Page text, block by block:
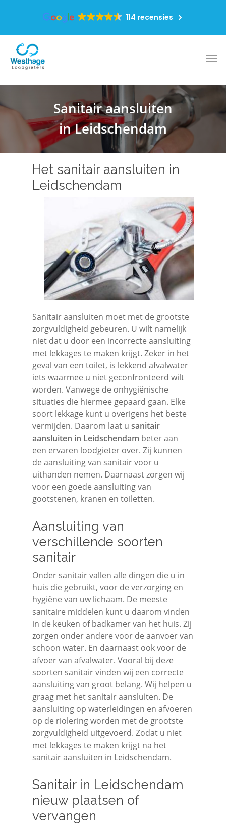
114 recensies
Sanitair aansluiten
in Leidschendam
Het sanitair aansluiten in
Leidschendam
Sanitair aansluiten moet met de grootste
zorgvuldigheid gebeuren. U wilt namelijk
niet dat u door een incorrecte aansluiting
met lekkages te maken krijgt. Zeker in het
geval van een toilet, is lekkend afvalwater
iets waarmee u niet geconfronteerd wilt
worden. Vanwege de onhygiënische
situaties die hiermee gepaard gaan. Elke
soort lekkage kunt u overigens het beste
vermijden. Daarom laat usanitair
aansluiten in Leidschendam beter aan
een ervaren loodgieter over. Zij kunnen
de aansluiting van sanitair voor u
uithanden nemen. Daarnaast zorgen wij
voor een goede aansluiting van
gootstenen, kranen en toiletten.
Aansluiting van
verschillende soorten
sanitair
Onder sanitair vallen alle dingen die u in
huis die gebruikt, voor de verzorging en
hygiëne van uw lichaam. De meeste
sanitaire middelen kunt u daarom vinden
in de keuken of badkamer van het huis. Zij
zorgen onder andere voor de aanvoer van
schoon water. En daarnaast ook voor de
afvoer van afvalwater. Vooral bij deze
soorten sanitair vinden wij een correcte
aansluiting van groot belang. Wij helpen u
graag met het sanitair aansluiten. De
aansluiting op waterleidingen en afvoeren
op de riolering worden met de grootste
zorgvuldigheid uitgevoerd. Zodat u niet
met lekkages te maken krijgt na het
sanitair aansluiten in Leidschendam.
Sanitair in Leidschendam
nieuw plaatsen of
vervangen